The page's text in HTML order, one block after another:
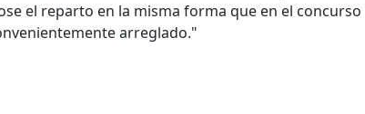
el reparto en la misma forma que en el concurso
arreglado."